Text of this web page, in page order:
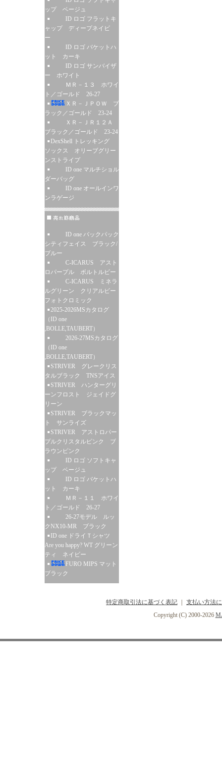
ップ ベージュ
ID ロゴ フラットキ
ャップ ディープネイビ
ー
ID ロゴ バケットハ
ット カーキ
ID ロゴ サンバイザ
ー ホワイト
ＭＲ－１３ ホワイ
ト／ゴールド 26-27
ＸＲ－ＪＰＯＷ ブ
ラック／ゴールド 23-24
ＸＲ－ＪＲ１２Ａ
ブラック／ゴールド 23-24
DexShell トレッキング
ソックス オリーブグリー
ンストライプ
ID one マルチショル
ダーバッグ
ID one オールインワ
ンラゲージ
ID one バックパック
シティフェイス ブラック/
ブルー
C-ICARUS アスト
ロパープル ボルトルビー
C-ICARUS ミネラ
ルグリーン クリアルビー
フォトクロミック
2025-2026MSカタログ
（ID one
,BOLLE,TAUBERT）
2026-27MSカタログ
（ID one
,BOLLE,TAUBERT）
STRIVER グレークリス
タルブラック TNSアイス
STRIVER ハンターグリ
ーンフロスト ジェイドグ
リーン
STRIVER ブラックマッ
ト サンライズ
STRIVER アストロパー
プルクリスタルピンク ブ
ラウンピンク
ID ロゴ ソフトキャ
ップ ベージュ
ID ロゴ バケットハ
ット カーキ
ＭＲ－１１ ホワイ
ト／ゴールド 26-27
26-27モデル ルッ
クNX10-MR ブラック
ID one ドライＴシャツ
Are you happy? WT グリーン
ティ ネイビー
FURO MIPS マット
ブラック
特定商取引法に基づく表記
支払い方法
Copyright (C) 2000-2026